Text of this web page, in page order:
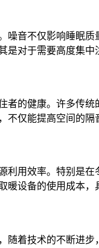
音不仅影响睡眠
对于需要高度集
的健康。许多传
仅能提高空间的隔
用效率。特别是
设备的使用成本，
着技术的不断进